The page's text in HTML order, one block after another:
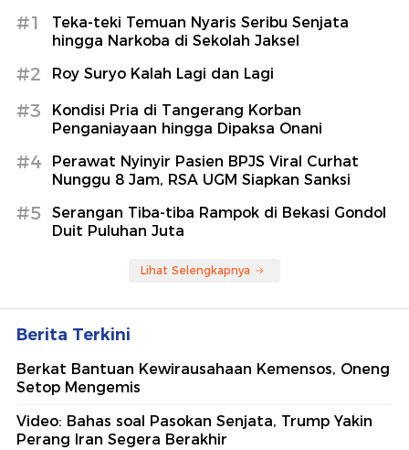
#1
Teka-teki Temuan Nyaris Seribu Senjata
hingga Narkoba di Sekolah Jaksel
#2 Roy Suryo Kalah Lagi dan Lagi
#3
Kondisi Pria di Tangerang Korban
Penganiayaan hingga Dipaksa Onani
#4
Perawat Nyinyir Pasien BPJS Viral Curhat
Nunggu 8 Jam, RSA UGM Siapkan Sanksi
#5
Serangan Tiba-tiba Rampok di Bekasi Gondol
Duit Puluhan Juta
Lihat Selengkapnya
Berita Terkini
Berkat Bantuan Kewirausahaan Kemensos, Oneng
Setop Mengemis
Video: Bahas soal Pasokan Senjata, Trump Yakin
Perang Iran Segera Berakhir